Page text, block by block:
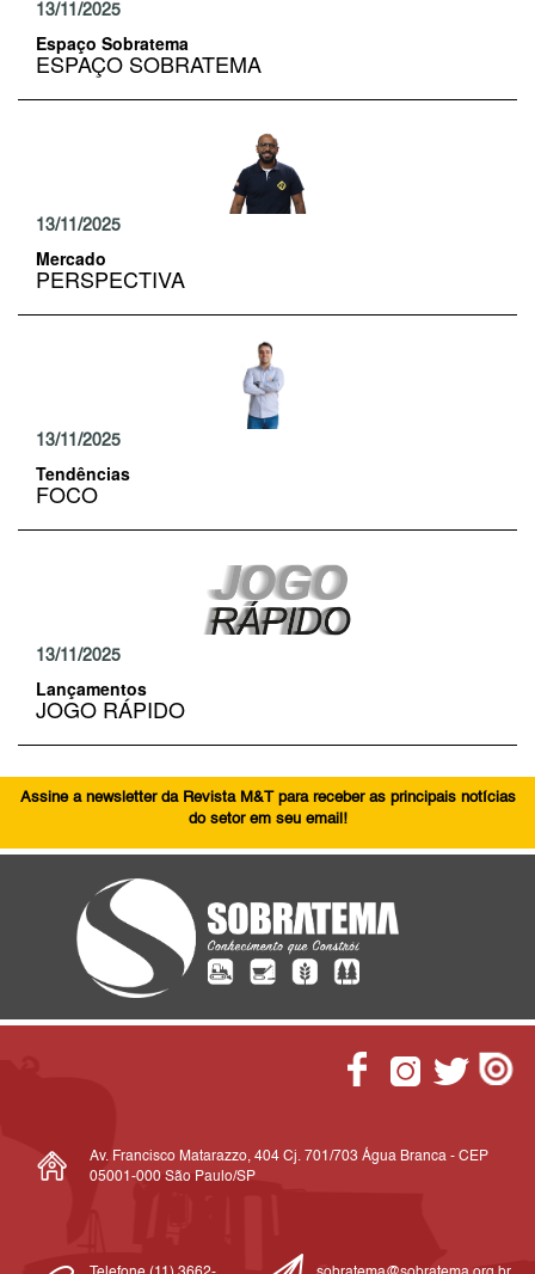
13/11/2025
Espaço Sobratema
ESPAÇO SOBRATEMA
13/11/2025
Mercado
PERSPECTIVA
13/11/2025
Tendências
FOCO
13/11/2025
Lançamentos
JOGO RÁPIDO
Assine a newsletter da Revista M&T para receber as principais notícias
do setor em seu email!
Av. Francisco Matarazzo, 404 Cj. 701/703 Água Branca - CEP
05001-000 São Paulo/SP